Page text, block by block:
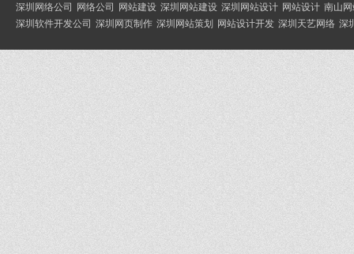
深圳网络公司 网络公司 网站建设 深圳网站建设 深圳网站设计 网站设计 南山
深圳软件开发公司 深圳网页制作 深圳网站策划 网站设计开发 深圳天艺网络 深